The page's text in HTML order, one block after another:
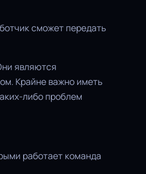
сможет передать
являются
Крайне важно иметь
либо проблем
работает команда